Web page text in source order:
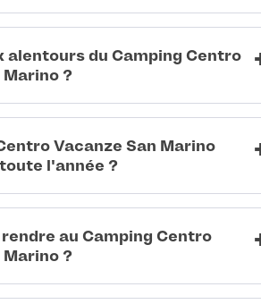
alentours du Camping Centro
Marino ?
Vacanze San Marino
l'année ?
au Camping Centro
Marino ?